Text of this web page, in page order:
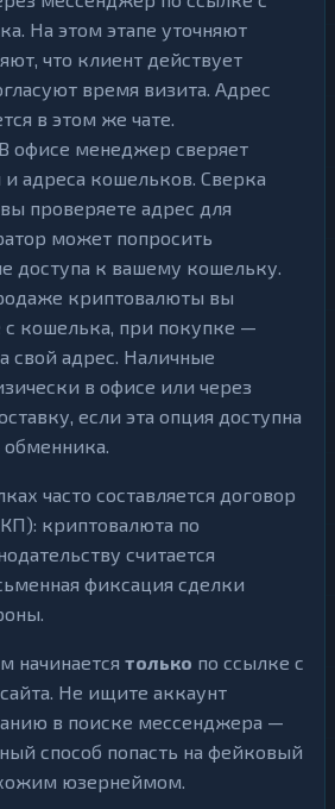
На этом этапе уточняют
что клиент действует
время визита. Адрес
в этом же чате.
В офисе менеджер сверяет
адреса кошельков. Сверка
проверяете адрес для
может попросить
доступа к вашему кошельку.
криптовалюты вы
с кошелька, при покупке —
свой адрес. Наличные
в офисе или через
если эта опция доступна
часто составляется договор
криптовалюта по
считается
фиксация сделки
начинается только по ссылке с
Не ищите аккаунт
в поиске мессенджера —
способ попасть на фейковый
юзернеймом.